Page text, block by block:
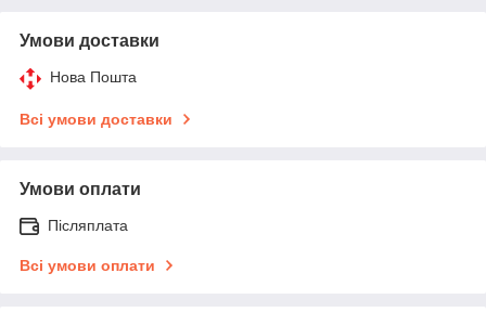
Умови доставки
Нова Пошта
Всі умови доставки
Умови оплати
Післяплата
Всі умови оплати